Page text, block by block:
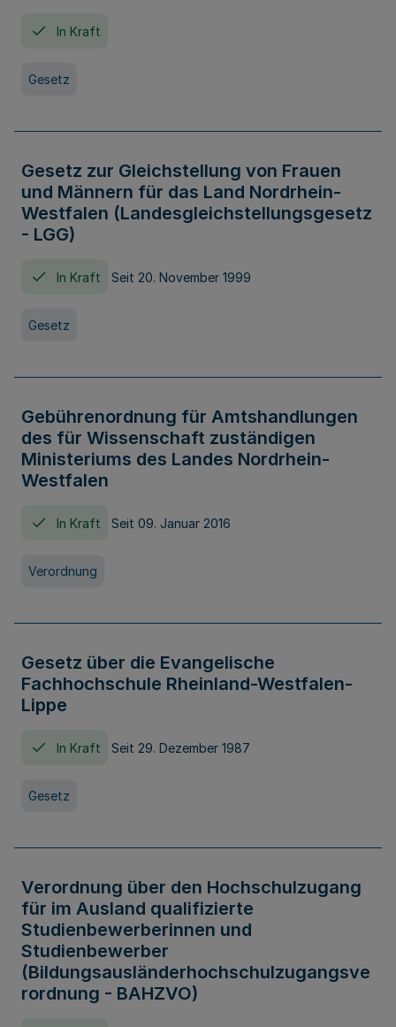
In Kraft
Gesetz
Gesetz zur Gleichstellung von Frauen
und Männern für das Land Nordrhein-
Westfalen (Landesgleichstellungsgesetz
- LGG)
In Kraft Seit 20. November 1999
Gesetz
Gebührenordnung für Amtshandlungen
des für Wissenschaft zuständigen
Ministeriums des Landes Nordrhein-
Westfalen
In Kraft Seit 09. Januar 2016
Verordnung
Gesetz über die Evangelische
Fachhochschule Rheinland-Westfalen-
Lippe
In Kraft Seit 29. Dezember 1987
Gesetz
Verordnung über den Hochschulzugang
für im Ausland qualifizierte
Studienbewerberinnen und
Studienbewerber
(Bildungsausländerhochschulzugangsve
rordnung - BAHZVO)